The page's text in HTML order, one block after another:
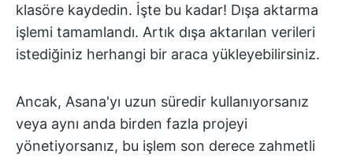
klasöre kaydedin. İşte bu kadar! Dışa aktarma
işlemi tamamlandı. Artık dışa aktarılan verileri
istediğiniz herhangi bir araca yükleyebilirsiniz.
Ancak, Asana'yı uzun süredir kullanıyorsanız
veya aynı anda birden fazla projeyi
yönetiyorsanız, bu işlem son derece zahmetli